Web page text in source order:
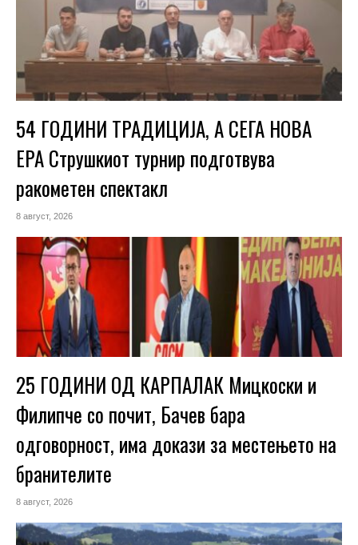
54 ГОДИНИ ТРАДИЦИЈА, А СЕГА НОВА
ЕРА Струшкиот турнир подготвува
ракометен спектакл
8 август, 2026
25 ГОДИНИ ОД КАРПАЛАК Мицкоски и
Филипче со почит, Бачев бара
одговорност, има докази за местењето на
бранителите
8 август, 2026